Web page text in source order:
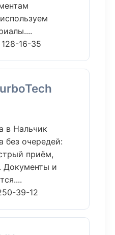
16-35
в Нальчик
без очередей:
приём,
Документы и
39-12